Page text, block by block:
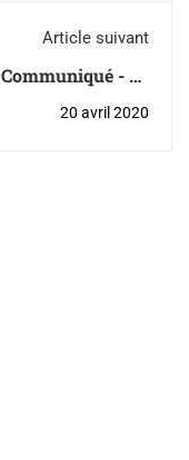
Article suivant
Communiqué - La
de Charlevoix
20 avril 2020